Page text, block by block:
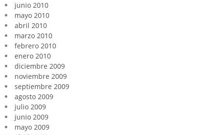
junio 2010
mayo 2010
abril 2010
marzo 2010
febrero 2010
enero 2010
diciembre 2009
noviembre 2009
septiembre 2009
agosto 2009
julio 2009
junio 2009
mayo 2009